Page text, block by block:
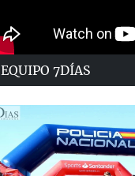
EQUIPO 7DÍAS